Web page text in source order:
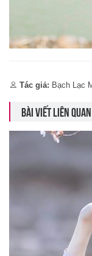
Tác giả: Bạch Lạc
BÀI VIẾT LIÊN QUAN